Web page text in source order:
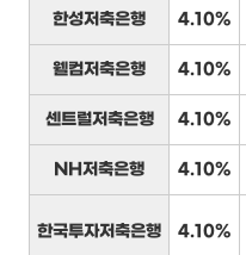
한성저축은행 4.10%
웰컴저축은행 4.10%
센트럴저축은행 4.10%
NH저축은행 4.10%
한국투자저축은행 4.10%